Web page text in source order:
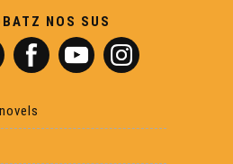
a l'escòla
sus la lenga occitana
NOS SUS